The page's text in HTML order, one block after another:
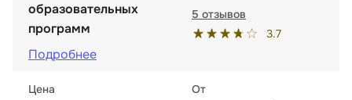
образовательных
программ
Подробнее
3.7
5 отзывов
Цена От